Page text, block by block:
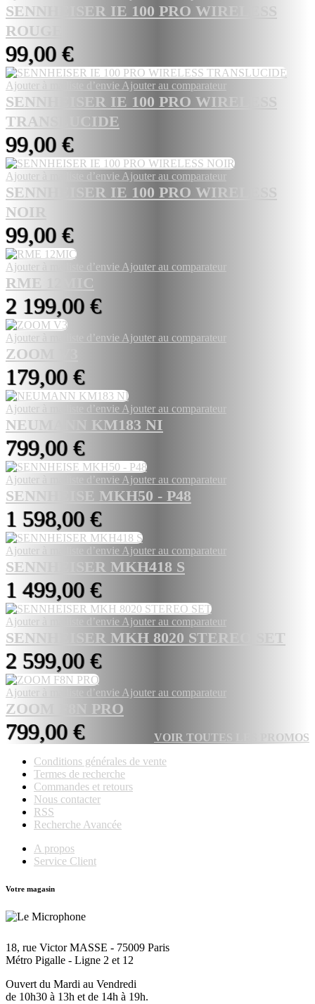
SENNHEISER IE 100 PRO WIRELESS
ROUGE
99,00 €
Ajouter à ma liste d’envie Ajouter au comparateur
SENNHEISER IE 100 PRO WIRELESS
TRANSLUCIDE
99,00 €
Ajouter à ma liste d’envie Ajouter au comparateur
SENNHEISER IE 100 PRO WIRELESS
NOIR
99,00 €
Ajouter à ma liste d’envie Ajouter au comparateur
RME 12MIC
2 199,00 €
Ajouter à ma liste d’envie Ajouter au comparateur
ZOOM V3
179,00 €
Ajouter à ma liste d’envie Ajouter au comparateur
NEUMANN KM183 NI
799,00 €
Ajouter à ma liste d’envie Ajouter au comparateur
SENNHEISE MKH50 - P48
1 598,00 €
Ajouter à ma liste d’envie Ajouter au comparateur
SENNHEISER MKH418 S
1 499,00 €
Ajouter à ma liste d’envie Ajouter au comparateur
SENNHEISER MKH 8020 STEREO SET
2 599,00 €
Ajouter à ma liste d’envie Ajouter au comparateur
ZOOM F8N PRO
799,00 €
VOIR TOUTES LES PROMOS
Conditions générales de vente
Termes de recherche
Commandes et retours
Nous contacter
RSS
Recherche Avancée
A propos
Service Client
Votre magasin
18, rue Victor MASSE - 75009 Paris
Métro Pigalle - Ligne 2 et 12
Ouvert du Mardi au Vendredi
de 10h30 à 13h et de 14h à 19h.